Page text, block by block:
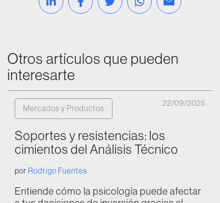
Compartir en Linkedin
Compartir en Facebook
Compartir en Twitter
Compartir vía
Compartir
Otros artículos que pueden
interesarte
Mercados y Productos
22/09/2025
Soportes y resistencias: los
cimientos del Análisis Técnico
por Rodrigo Fuentes
Entiende cómo la psicología puede afectar